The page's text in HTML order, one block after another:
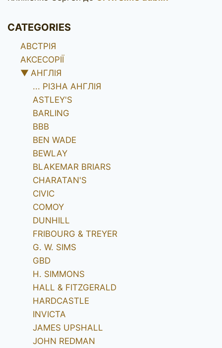
CATEGORIES
АВСТРІЯ
АКСЕСОРІЇ
▼ АНГЛІЯ
... РІЗНА АНГЛІЯ
ASTLEY'S
BARLING
BBB
BEN WADE
BEWLAY
BLAKEMAR BRIARS
CHARATAN'S
CIVIC
COMOY
DUNHILL
FRIBOURG & TREYER
G. W. SIMS
GBD
H. SIMMONS
HALL & FITZGERALD
HARDCASTLE
INVICTA
JAMES UPSHALL
JOHN REDMAN